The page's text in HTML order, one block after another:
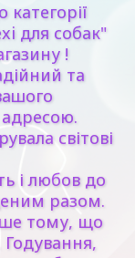
для собак"
!
та
світові
і любов до
разом.
тому, що